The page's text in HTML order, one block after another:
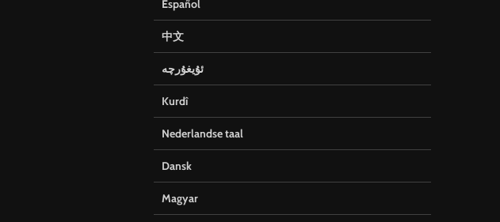
Español
中文
ئۇيغۇرچە
Kurdî
Nederlandse taal
Dansk
Magyar